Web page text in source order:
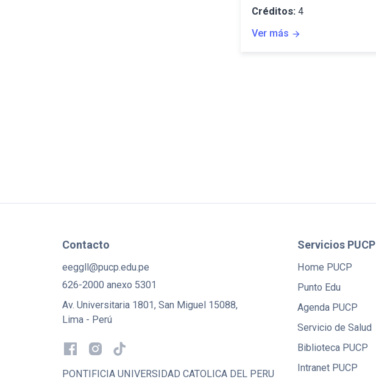
Créditos:4
Ver más arrow_forward
Contacto
eeggll@pucp.edu.pe
626-2000 anexo 5301
Av. Universitaria 1801, San Miguel 15088,
Lima - Perú
PONTIFICIA UNIVERSIDAD CATOLICA DEL PERU
Servicios PUCP
Home PUCP
Punto Edu
Agenda PUCP
Servicio de Salud
Biblioteca PUCP
Intranet PUCP